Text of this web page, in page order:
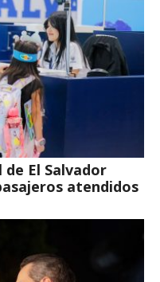
El Salvador
atendidos